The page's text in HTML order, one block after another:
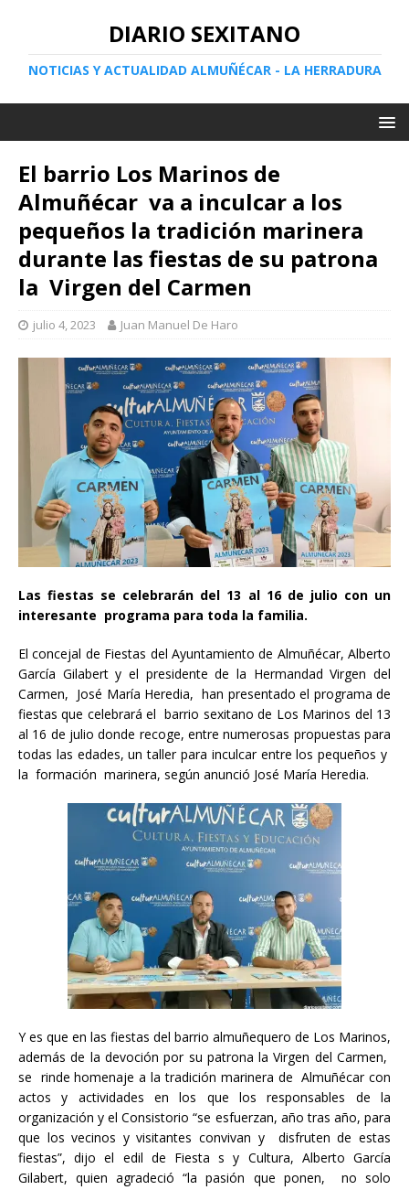
DIARIO SEXITANO
NOTICIAS Y ACTUALIDAD ALMUÑÉCAR - LA HERRADURA
El barrio Los Marinos de
Almuñécar va a inculcar a los
pequeños la tradición marinera
durante las fiestas de su patrona
la Virgen del Carmen
julio 4, 2023 Juan Manuel De Haro
Las fiestas se celebrarán del 13 al 16 de julio con un
interesante programa para toda la familia.
El concejal de Fiestas del Ayuntamiento de Almuñécar, Alberto
García Gilabert y el presidente de la Hermandad Virgen del
Carmen, José María Heredia, han presentado el programa de
fiestas que celebrará el barrio sexitano de Los Marinos del 13
al 16 de julio donde recoge, entre numerosas propuestas para
todas las edades, un taller para inculcar entre los pequeños y
la formación marinera, según anunció José María Heredia.
Y es que en las fiestas del barrio almuñequero de Los Marinos,
además de la devoción por su patrona la Virgen del Carmen,
se rinde homenaje a la tradición marinera de Almuñécar con
actos y actividades en los que los responsables de la
organización y el Consistorio “se esfuerzan, año tras año, para
que los vecinos y visitantes convivan y disfruten de estas
fiestas”, dijo el edil de Fiesta s y Cultura, Alberto García
Gilabert, quien agradeció “la pasión que ponen, no solo